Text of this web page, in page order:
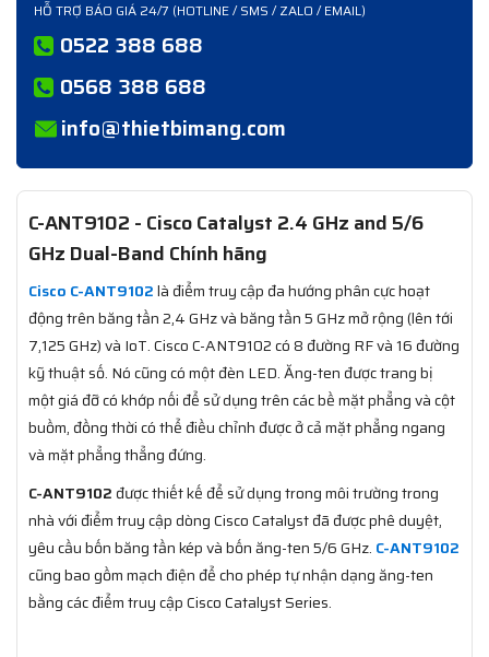
HỖ TRỢ BÁO GIÁ 24/7 (HOTLINE / SMS / ZALO / EMAIL)
0522 388 688
0568 388 688
info@thietbimang.com
C-ANT9102 - Cisco Catalyst 2.4 GHz and 5/6
GHz Dual-Band Chính hãng
Cisco C-ANT9102là điểm truy cập đa hướng phân cực hoạt
động trên băng tần 2,4 GHz và băng tần 5 GHz mở rộng (lên tới
7,125 GHz) và IoT. Cisco C-ANT9102 có 8 đường RF và 16 đường
kỹ thuật số. Nó cũng có một đèn LED. Ăng-ten được trang bị
một giá đỡ có khớp nối để sử dụng trên các bề mặt phẳng và cột
buồm, đồng thời có thể điều chỉnh được ở cả mặt phẳng ngang
và mặt phẳng thẳng đứng.
C-ANT9102 được thiết kế để sử dụng trong môi trường trong
nhà với điểm truy cập dòng Cisco Catalyst đã được phê duyệt,
yêu cầu bốn băng tần kép và bốn ăng-ten 5/6 GHz. C-ANT9102
cũng bao gồm mạch điện để cho phép tự nhận dạng ăng-ten
bằng các điểm truy cập Cisco Catalyst Series.